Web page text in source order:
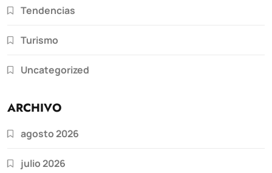
Tendencias
Turismo
Uncategorized
ARCHIVO
agosto 2026
julio 2026